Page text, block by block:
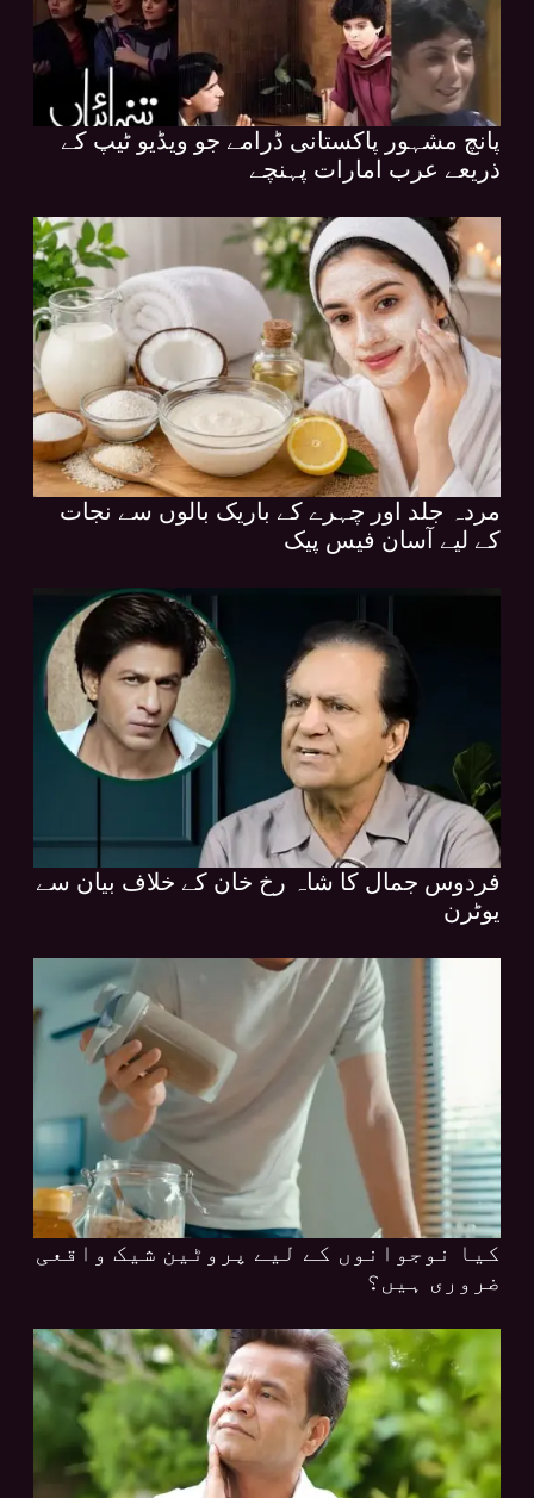
پانچ مشہور پاکستانی ڈرامے جو ویڈیو ٹیپ کے
ذریعے عرب امارات پہنچے
مردہ جلد اور چہرے کے باریک بالوں سے نجات
کے لیے آسان فیس پیک
فردوس جمال کا شاہ رخ خان کے خلاف بیان سے
یوٹرن
کیا نوجوانوں کے لیے پروٹین شیک واقعی
ضروری ہیں؟